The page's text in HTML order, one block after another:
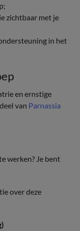
zichtbaar met je
in het
en ernstige
van Parnassia
werken? Je bent
over deze